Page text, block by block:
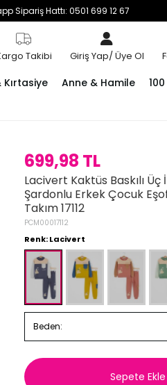
Sipariş Hattı: 0501 699 12 67
Takibi Giriş Yap/Üye Ol
Anne & Hamile
100
699,98 TL
Lacivert Kaktüs Baskılı Üç
Şardonlu Erkek Çocuk
Takım 17112
PCM00017112
Renk: Lacivert
Beden:
Sepete Ekle